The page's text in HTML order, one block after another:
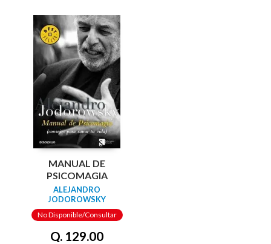
MANUAL DE
PSICOMAGIA
ALEJANDRO
JODOROWSKY
No Disponible/Consultar
Q. 129.00